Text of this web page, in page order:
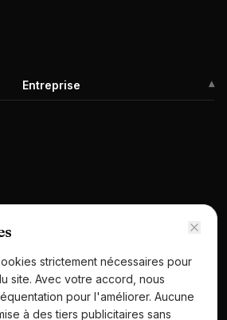
Entreprise ▾
strictement nécessaires pour
site. Avec votre accord, nous
pour l'améliorer. Aucune
à des tiers publicitaires sans